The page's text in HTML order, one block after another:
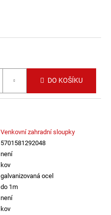
DO KOŠÍKU
Venkovní zahradní sloupky
5701581292048
není
kov
galvanizovaná ocel
do 1m
není
kov